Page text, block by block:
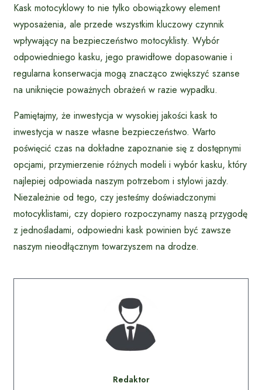
Kask motocyklowy to nie tylko obowiązkowy element
wyposażenia, ale przede wszystkim kluczowy czynnik
wpływający na bezpieczeństwo motocyklisty. Wybór
odpowiedniego kasku, jego prawidłowe dopasowanie i
regularna konserwacja mogą znacząco zwiększyć szanse
na uniknięcie poważnych obrażeń w razie wypadku.
Pamiętajmy, że inwestycja w wysokiej jakości kask to
inwestycja w nasze własne bezpieczeństwo. Warto
poświęcić czas na dokładne zapoznanie się z dostępnymi
opcjami, przymierzenie różnych modeli i wybór kasku, który
najlepiej odpowiada naszym potrzebom i stylowi jazdy.
Niezależnie od tego, czy jesteśmy doświadczonymi
motocyklistami, czy dopiero rozpoczynamy naszą przygodę
z jednośladami, odpowiedni kask powinien być zawsze
naszym nieodłącznym towarzyszem na drodze.
Redaktor